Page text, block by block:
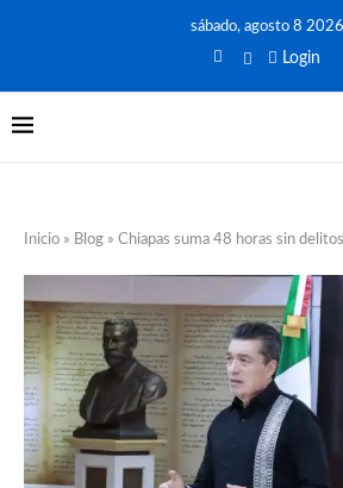
sábado, agosto 8 2026
Login
Inicio » Blog » Chiapas suma 48 horas sin